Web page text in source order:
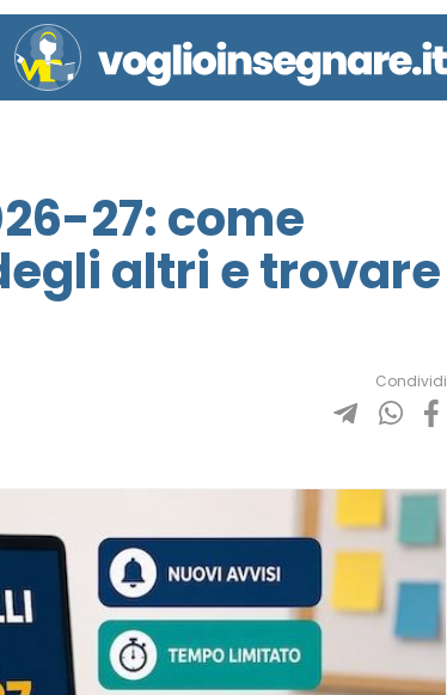
27: come
altri e trovare
Condividi